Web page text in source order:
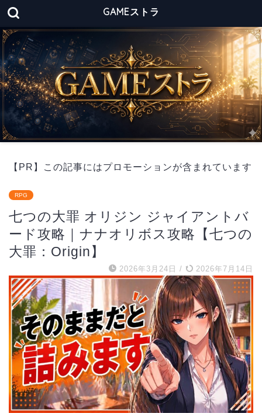
GAMEストラ
【PR】この記事にはプロモーションが含まれています
RPG
七つの大罪 オリジン ジャイアントバ
ード攻略｜ナナオリボス攻略【七つの
大罪：Origin】
2026年3月24日 / 2026年7月14日